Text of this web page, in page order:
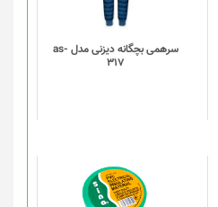
سرهمی بچگانه دیزنی مدل as-
317